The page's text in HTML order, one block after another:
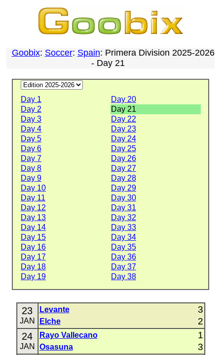
Goobix: Soccer: Spain: Primera Division 2025-2026
- Day 21
Day 1
Day 20
Day 2
Day 21
Day 3
Day 22
Day 4
Day 23
Day 5
Day 24
Day 6
Day 25
Day 7
Day 26
Day 8
Day 27
Day 9
Day 28
Day 10
Day 29
Day 11
Day 30
Day 12
Day 31
Day 13
Day 32
Day 14
Day 33
Day 15
Day 34
Day 16
Day 35
Day 17
Day 36
Day 18
Day 37
Day 19
Day 38
23
JAN
Levante 3
Elche 2
24
JAN
Rayo Vallecano 1
Osasuna 3